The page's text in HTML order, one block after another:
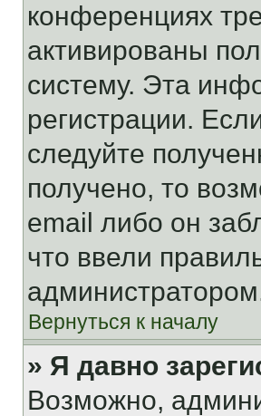
конференциях
активированы
систему. Эта
регистрации.
следуйте
получено, то
email либо он
что ввели
Вернуться к началу
» Я давно
Возможно,